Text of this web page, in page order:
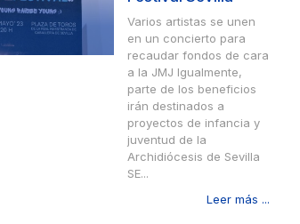
Varios artistas se unen
en un concierto para
recaudar fondos de cara
a la JMJ Igualmente,
parte de los beneficios
irán destinados a
proyectos de infancia y
juventud de la
Archidiócesis de Sevilla
SE...
Leer más ...